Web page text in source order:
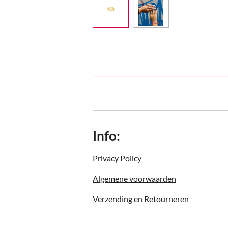
Info:
Privacy Policy
Algemene voorwaarden
Verzending en Retourneren